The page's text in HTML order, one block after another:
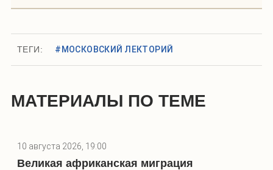
ТЕГИ: #МОСКОВСКИЙ ЛЕКТОРИЙ
МАТЕРИАЛЫ ПО ТЕМЕ
10 августа 2026, 19:00
Великая африканская миграция